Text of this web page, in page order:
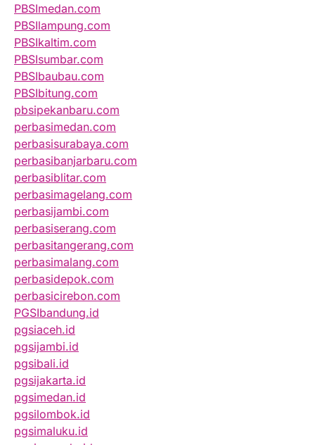
PBSImedan.com
PBSIlampung.com
PBSIkaltim.com
PBSIsumbar.com
PBSIbaubau.com
PBSIbitung.com
pbsipekanbaru.com
perbasimedan.com
perbasisurabaya.com
perbasibanjarbaru.com
perbasiblitar.com
perbasimagelang.com
perbasijambi.com
perbasiserang.com
perbasitangerang.com
perbasimalang.com
perbasidepok.com
perbasicirebon.com
PGSIbandung.id
pgsiaceh.id
pgsijambi.id
pgsibali.id
pgsijakarta.id
pgsimedan.id
pgsilombok.id
pgsimaluku.id